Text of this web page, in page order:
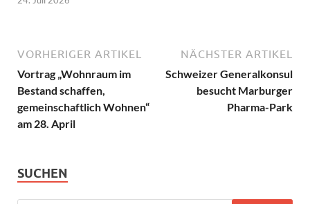
VORHERIGER ARTIKEL
Vortrag „Wohnraum im
Bestand schaffen,
gemeinschaftlich Wohnen“
am 28. April
NÄCHSTER ARTIKEL
Schweizer Generalkonsul
besucht Marburger
Pharma-Park
SUCHEN